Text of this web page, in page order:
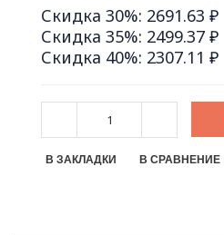
Скидка 30%: 2691.63 ₽
Скидка 35%: 2499.37 ₽
Скидка 40%: 2307.11 ₽
В ЗАКЛАДКИ В СРАВНЕНИЕ